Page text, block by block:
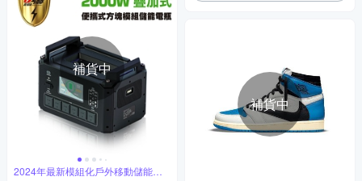
補貨中
2024年最新模組化戶外移動儲能登
補貨中